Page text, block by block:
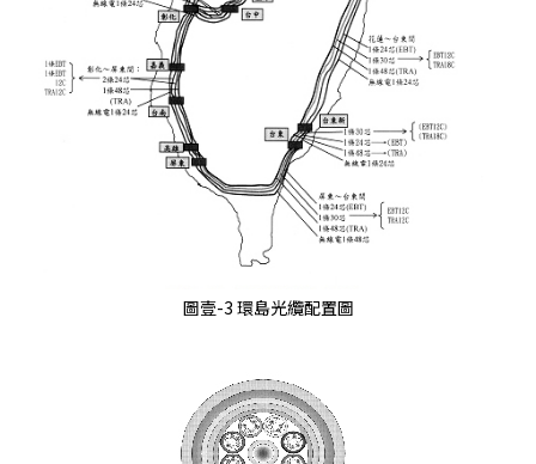
圖壹-3 環島光纜配置圖